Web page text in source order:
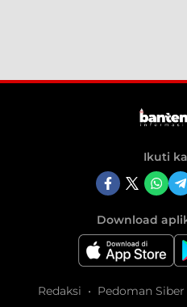
Ikuti
Download
Redaksi Pedoman Siber